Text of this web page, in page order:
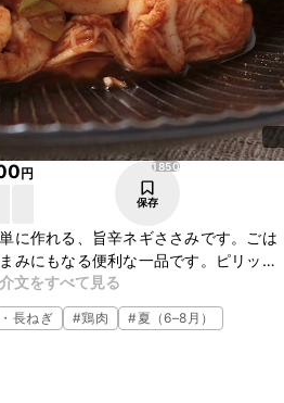
円 1850
保存
に作れる、旨辛ネギささみです。ごは
みにもなる便利な一品です。ピリッと
すよ。ぜひ作ってみてくださいね。
文をすべて見る
長ねぎ #鶏肉 #夏（6–8月）